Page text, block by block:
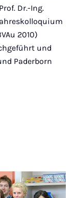
Dr.-Ing.
2010)
und
Paderborn